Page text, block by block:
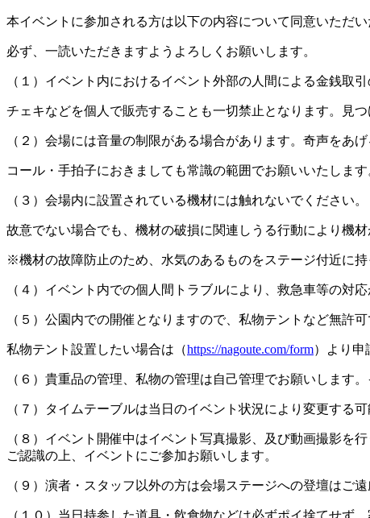
本イベントに参加される方は以下の内容について同意いただい
必ず、一読いただきますようよろしくお願いします。
（１）イベント内におけるイベント外部の人間による金銭取
チェキなどを個人で販売することも一切禁止となります。見
（２）会場には音量の制限がある場合があります。奇声をあ
コール・手拍子におきましても常識の範囲でお願いいたします
（３）会場内に設置されている機材には触れないでください。
故意でない場合でも、機材の破損に関連しうる行動により機
※機材の故障防止のため、水気のあるものをステージ付近に持
（４）イベント内での個人間トラブルにより、救急車等の対
（５）公園内での開催となりますので、私物テントなど無許
私物テント設置したい場合は（https://nagoute.com/form）より申
（６）貴重品の管理、私物の管理は自己管理でお願いします
（７）タイムテーブルは当日のイベント状況により変更する可
（８）イベント開催中はイベント写真撮影、及び動画撮影を
ご認識の上、イベントにご参加お願いします。
（９）演者・スタッフ以外の方は会場ステージへの登壇はご遠